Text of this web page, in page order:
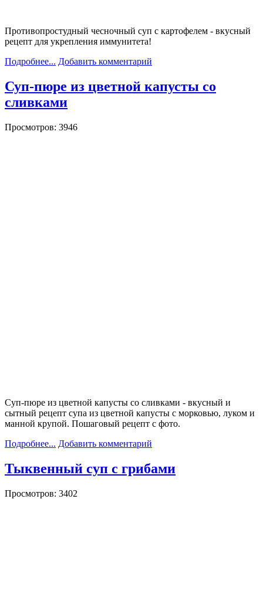
Противопростудный чесночный суп с картофелем - вкусный
рецепт для укрепления иммунитета!
Подробнее... Добавить комментарий
Суп-пюре из цветной капусты со
сливками
Просмотров: 3946
Суп-пюре из цветной капусты со сливками - вкусный и
сытный рецепт супа из цветной капусты с морковью, луком и
манной крупой. Пошаговый рецепт с фото.
Подробнее... Добавить комментарий
Тыквенный суп с грибами
Просмотров: 3402